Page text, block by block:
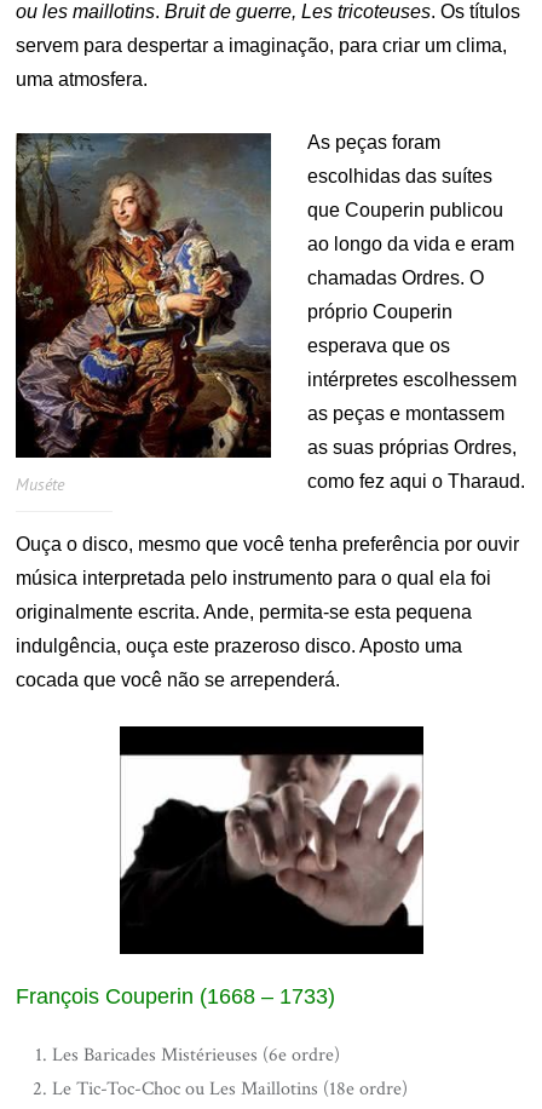
ou les maillotins.Bruit de guerre, Les tricoteuses. Os títulos
servem para despertar a imaginação, para criar um clima,
uma atmosfera.
Muséte
As peças foram
escolhidas das suítes
que Couperin publicou
ao longo da vida e eram
chamadas Ordres. O
próprio Couperin
esperava que os
intérpretes escolhessem
as peças e montassem
as suas próprias Ordres,
como fez aqui o Tharaud.
Ouça o disco, mesmo que você tenha preferência por ouvir
música interpretada pelo instrumento para o qual ela foi
originalmente escrita. Ande, permita-se esta pequena
indulgência, ouça este prazeroso disco. Aposto uma
cocada que você não se arrependerá.
François Couperin (1668 – 1733)
Les Baricades Mistérieuses (6e ordre)
Le Tic-Toc-Choc ou Les Maillotins (18e ordre)